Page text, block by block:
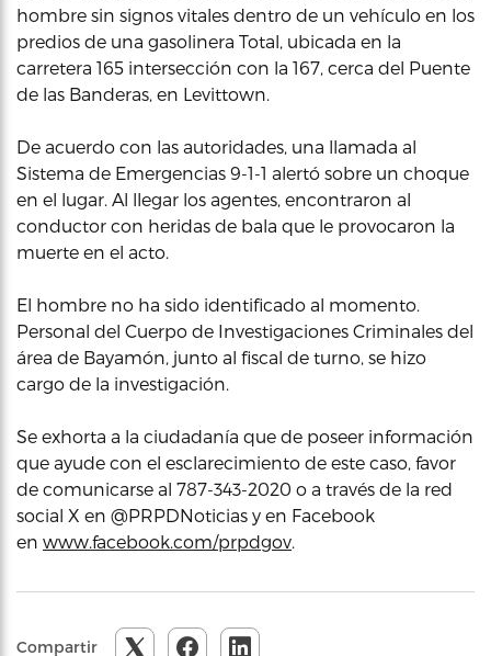
hombre sin signos vitales dentro de un vehículo en los
predios de una gasolinera Total, ubicada en la
carretera 165 intersección con la 167, cerca del Puente
de las Banderas, en Levittown.
De acuerdo con las autoridades, una llamada al
Sistema de Emergencias 9-1-1 alertó sobre un choque
en el lugar. Al llegar los agentes, encontraron al
conductor con heridas de bala que le provocaron la
muerte en el acto.
El hombre no ha sido identificado al momento.
Personal del Cuerpo de Investigaciones Criminales del
área de Bayamón, junto al fiscal de turno, se hizo
cargo de la investigación.
Se exhorta a la ciudadanía que de poseer información
que ayude con el esclarecimiento de este caso, favor
de comunicarse al 787-343-2020 o a través de la red
social X en @PRPDNoticias y en Facebook
en www.facebook.com/prpdgov.
Compartir